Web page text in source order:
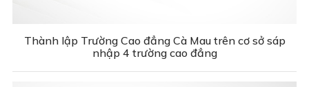
Thành lập Trường Cao đẳng Cà Mau trên cơ sở sáp
nhập 4 trường cao đẳng